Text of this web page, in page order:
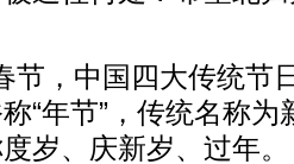
节，中国四大传统节
“年节”，传统名称
岁、庆新岁、过年。